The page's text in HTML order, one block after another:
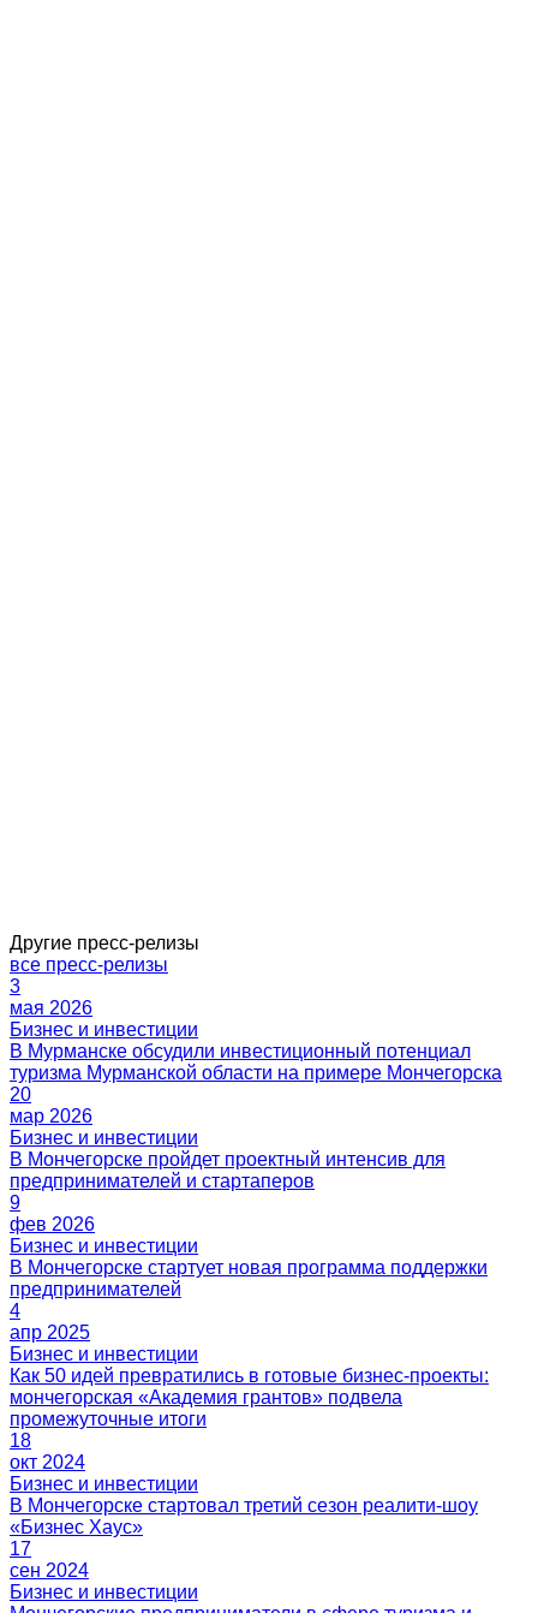
Другие пресс-релизы
все пресс-релизы
3
мая 2026
20
мар 2026
9
фев 2026
4
апр 2025
18
окт 2024
17
сен 2024